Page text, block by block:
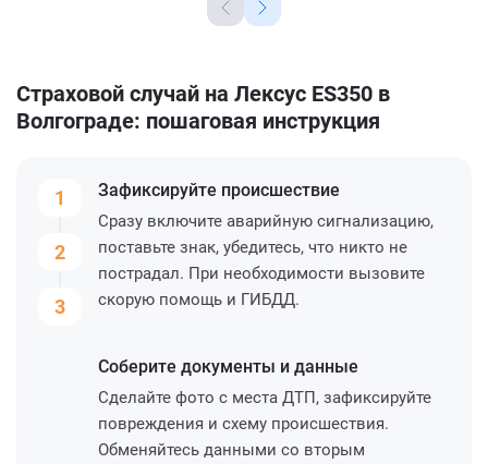
Страховой случай на Лексус ES350 в
Волгограде: пошаговая инструкция
1
2
3
Зафиксируйте происшествие
Сразу включите аварийную сигнализацию,
поставьте знак, убедитесь, что никто не
пострадал. При необходимости вызовите
скорую помощь и ГИБДД.
Соберите документы и данные
Сделайте фото с места ДТП, зафиксируйте
повреждения и схему происшествия.
Обменяйтесь данными со вторым